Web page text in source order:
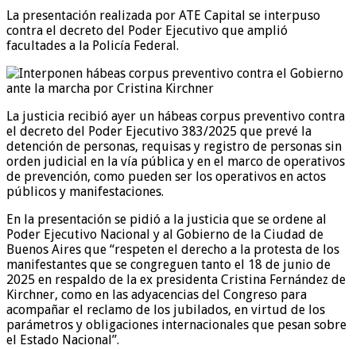
La presentación realizada por ATE Capital se interpuso
contra el decreto del Poder Ejecutivo que amplió
facultades a la Policía Federal.
La justicia recibió ayer un hábeas corpus preventivo contra
el decreto del Poder Ejecutivo 383/2025 que prevé la
detención de personas, requisas y registro de personas sin
orden judicial en la vía pública y en el marco de operativos
de prevención, como pueden ser los operativos en actos
públicos y manifestaciones.
En la presentación se pidió a la justicia que se ordene al
Poder Ejecutivo Nacional y al Gobierno de la Ciudad de
Buenos Aires que “respeten el derecho a la protesta de los
manifestantes que se congreguen tanto el 18 de junio de
2025 en respaldo de la ex presidenta Cristina Fernández de
Kirchner, como en las adyacencias del Congreso para
acompañar el reclamo de los jubilados, en virtud de los
parámetros y obligaciones internacionales que pesan sobre
el Estado Nacional”.